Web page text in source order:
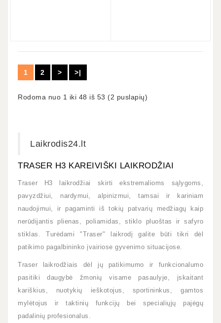
1 2 > >|
Rodoma nuo 1 iki 48 iš 53 (2 puslapių)
Laikrodis24.lt
TRASER H3 KAREIVIŠKI LAIKRODŽIAI
Traser H3 laikrodžiai skirti ekstremalioms sąlygoms,
pavyzdžiui, nardymui, alpinizmui, tamsai ir kariniam
naudojimui, ir pagaminti iš tokių patvarių medžiagų kaip
nerūdijantis plienas, poliamidas, stiklo pluoštas ir safyro
stiklas. Turėdami "Traser" laikrodį galite būti tikri dėl
patikimo pagalbininko įvairiose gyvenimo situacijose.
Traser laikrodžiais dėl jų patikimumo ir funkcionalumo
pasitiki daugybė žmonių visame pasaulyje, įskaitant
kariškius, nuotykių ieškotojus, sportininkus, gamtos
mylėtojus ir taktinių funkcijų bei specialiųjų pajėgų
padalinių profesionalus.